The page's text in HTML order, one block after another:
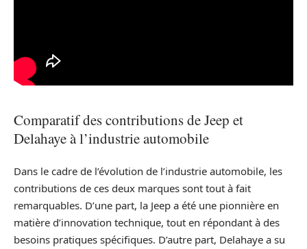
Comparatif des contributions de Jeep et
Delahaye à l’industrie automobile
Dans le cadre de l’évolution de l’industrie automobile, les
contributions de ces deux marques sont tout à fait
remarquables. D’une part, la Jeep a été une pionnière en
matière d’innovation technique, tout en répondant à des
besoins pratiques spécifiques. D’autre part, Delahaye a su